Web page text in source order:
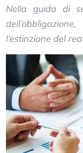
Nella guida di
l’estinzione del